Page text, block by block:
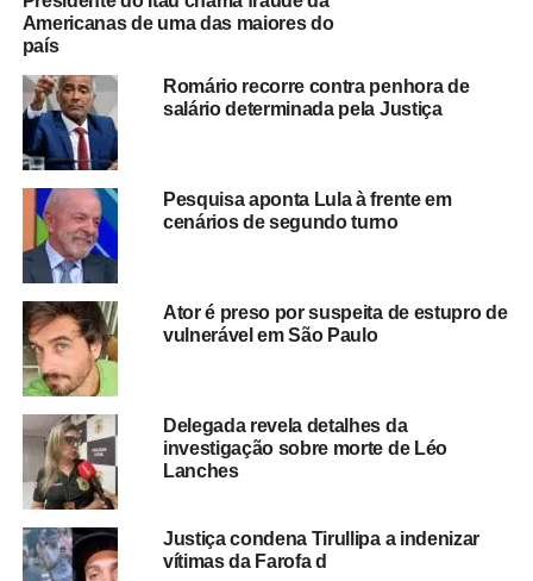
apresenta eventual denúncia, solicita diligências
complementares ou requer o arquivamento do caso.
A decisão de Alexandre de Moraes faz parte do rito
processual previsto para investigações que envolvem
autoridades com foro por prerrogativa de função.
fundamental antes de qualquer deliberação judicial
sobre eventual ação penal.
pelo Supremo Tribunal Federal envolvendo declarações
públicas de autoridades e possíveis crimes contra a
honra. A análise da Procuradoria deverá definir o
dias.
Enquanto o prazo estiver em andamento,
decisão definitiva sobre eventual responsabilização
criminal , permanecendo o caso sob análise das
instituições competentes.
Americanas de uma das maiores do
país
Romário recorre contra penhora de
salário determinada pela Justiça
Pesquisa aponta Lula à frente em
cenários de segundo turno
Ator é preso por suspeita de estupro de
vulnerável em São Paulo
Delegada revela detalhes da
investigação sobre morte de Léo
Lanches
Justiça condena Tirullipa a indenizar
vítimas da Farofa d